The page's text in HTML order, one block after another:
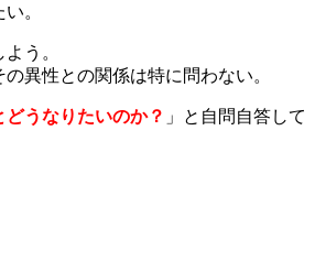
。
う。
異性との関係は特に問わない。
どうなりたいのか？ 」と自問自答して